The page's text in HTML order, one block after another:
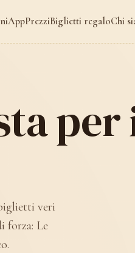
AppPrezziBiglietti regaloChi
per
veri
forza: Le